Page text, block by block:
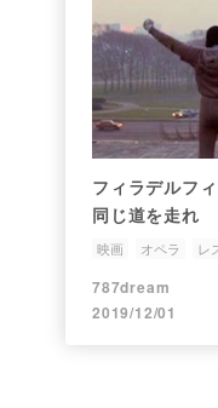
フィラデルフ
同じ道を走れ
映画 オペラ レ
787dream
2019/12/01